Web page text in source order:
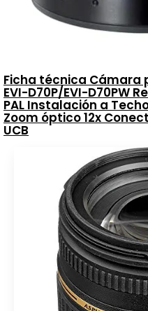
Ficha técnica Cámara
EVI-D70P/EVI-D70PW
PAL Instalación a
Zoom óptico 12x
UCB